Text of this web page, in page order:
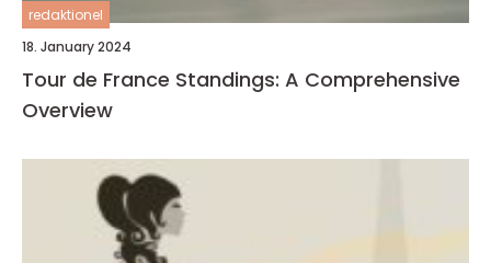
redaktionel
18. January 2024
Tour de France Standings: A Comprehensive
Overview